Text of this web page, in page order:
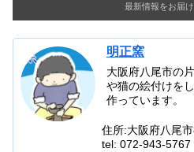
最新情報をお届け
明正窯
大阪府八尾市の
や猫の絵付けを
作っています。
住所:大阪府八尾
tel: 072-943-5767